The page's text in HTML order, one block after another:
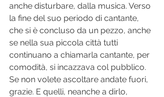
anche disturbare, dalla musica. Verso
la fine del suo periodo di cantante,
che si è concluso da un pezzo, anche
se nella sua piccola città tutti
continuano a chiamarla cantante, per
comodità, si incazzava col pubblico.
Se non volete ascoltare andate fuori,
grazie. E quelli, neanche a dirlo,